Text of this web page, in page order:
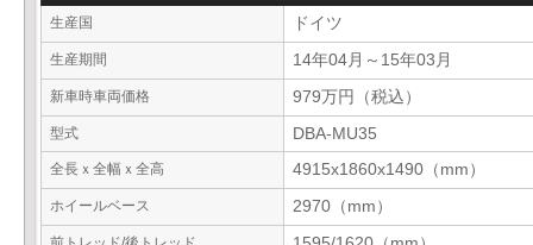
生産国 ドイツ
生産期間 14年04月～15年03月
新車時車両価格 979万円（税込）
型式 DBA-MU35
全長ｘ全幅ｘ全高 4915x1860x1490（mm）
ホイールベース 2970（mm）